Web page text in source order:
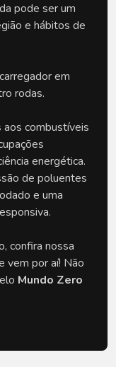
pode ser um
e hábitos de
em
rodas.
combustíveis
energética.
de poluentes
e uma
confira nossa
vem por aí! Não
Mundo Zero